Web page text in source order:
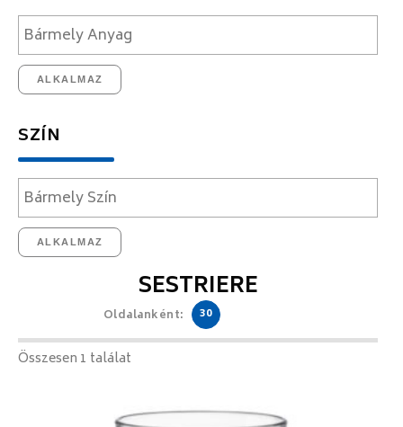
ALKALMAZ
SZÍN
ALKALMAZ
SESTRIERE
Oldalanként: 30
Összesen 1 találat